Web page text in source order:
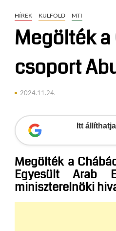
HÍREK KÜLFÖLD MTI
Megölték
csoport
2024.11.24.
Itt
Megölték a
Egyesült Arab
miniszterelnöki